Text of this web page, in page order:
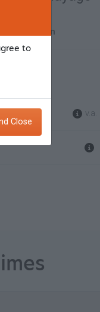
graag bellen
v.a.
to
Close